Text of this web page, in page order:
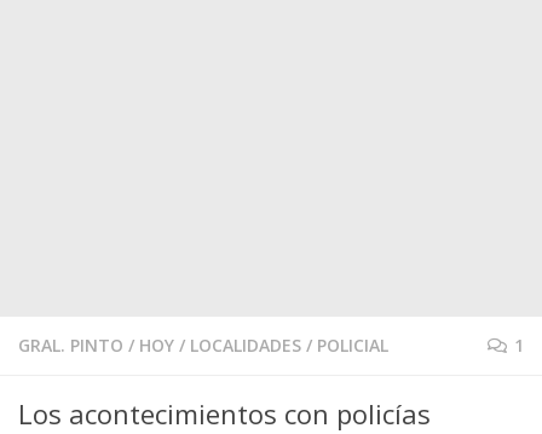
GRAL. PINTO / HOY / LOCALIDADES / POLICIAL 1
Los acontecimientos con policías